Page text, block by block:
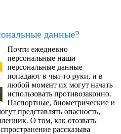
данные?
Почти ежедневно
персональные наши
персональные данные
попадают в чьи-то руки, и в
любой момент их могут начать
использовать противозаконно.
Паспортные, биометрические и
представлять опасность,
О том, как отозвать
рассказыва